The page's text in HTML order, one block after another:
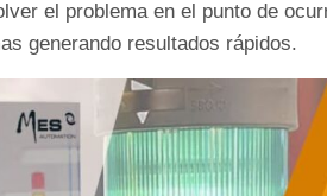
el problema en el punto de
generando resultados rápidos.